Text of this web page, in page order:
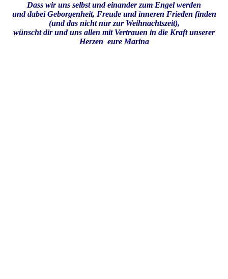
Dass wir uns selbst und einander zum Engel werden
und dabei Geborgenheit, Freude und inneren Frieden finden
(und das nicht nur zur Weihnachtszeit),
wünscht dir und uns allen mit Vertrauen in die Kraft unserer
Herzen eure Marina